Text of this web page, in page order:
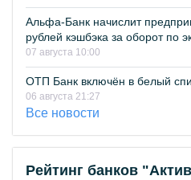
Альфа-Банк начислит
рублей кэшбэка за оборот по
07 августа 10:00
ОТП Банк включён в белый
06 августа 21:27
Все новости
Рейтинг банков